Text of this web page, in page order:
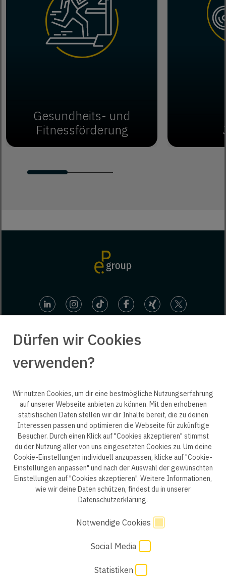
Gesundheits- und
Fitnessförderung
ep life science
Datenschutzerklärung B2B Datenschutzerklärung
Datenschutzhinweise Bewerber
Impressum AGB
Cookie Einstellungen
Dürfen wir Cookies
verwenden?
Wir nutzen Cookies, um dir eine bestmögliche Nutzungserfahrung
auf unserer Webseite anbieten zu können. Mit den erhobenen
statistischen Daten stellen wir dir Inhalte bereit, die zu deinen
Interessen passen und optimieren die Webseite für zukünftige
Besucher. Durch einen Klick auf "Cookies akzeptieren" stimmst
du der Nutzung aller von uns eingesetzten Cookies zu. Um deine
Cookie-Einstellungen individuell anzupassen, klicke auf "Cookie-
Einstellungen anpassen" und nach der Auswahl der gewünschten
Einstellungen auf "Cookies akzeptieren". Weitere Informationen,
wie wir deine Daten schützen, findest du in unserer
Datenschutzerklärung.
Notwendige Cookies
Social Media
Statistiken